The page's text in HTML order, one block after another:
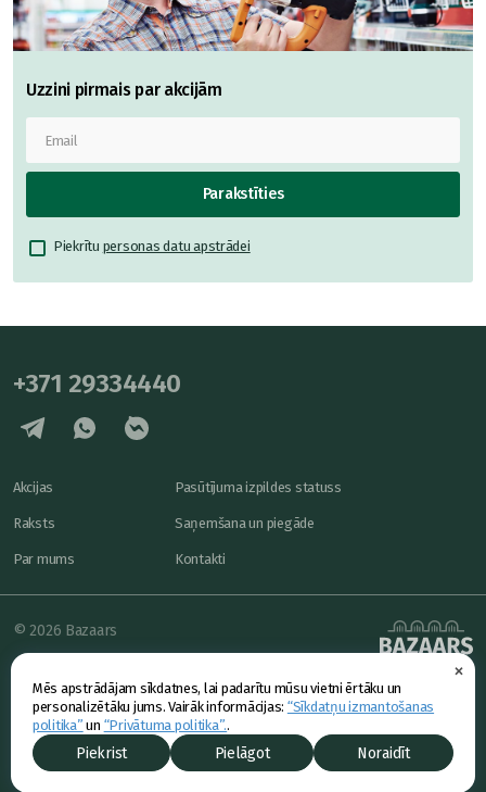
×
Mēs apstrādājam sīkdatnes, lai padarītu mūsu vietni ērtāku un
personalizētāku jums. Vairāk informācijas: “Sīkdatņu izmantošanas
politika” un “Privātuma politika”..
Piekrist Pielāgot Noraidīt
Uzzini pirmais par akcijām
Parakstīties
Piekrītu personas datu apstrādei
+371 29334440
Akcijas
Raksts
Par mums
Pasūtījuma izpildes statuss
Saņemšana un piegāde
Kontakti
powered by
© 2026 Bazaars
Konfidencialitāte
Piedāvājums